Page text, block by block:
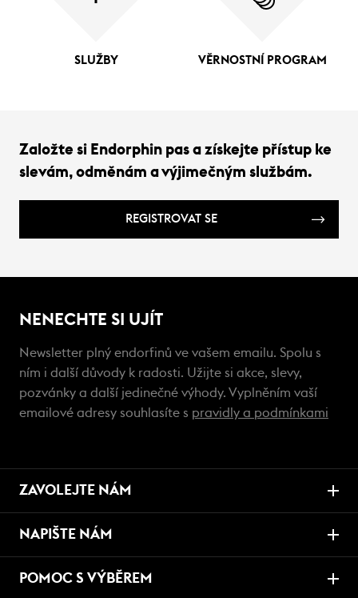
SLUŽBY VĚRNOSTNÍ PROGRAM
Založte si Endorphin pas a získejte přístup ke
slevám, odměnám a výjimečným službám.
REGISTROVAT SE
NENECHTE SI UJÍT
Newsletter plný endorfinů ve vašem emailu. Spolu s
ním i další důvody k radosti. Užijte si akce, slevy,
pozvánky a další jedinečné výhody. Vyplněním vaší
emailové adresy souhlasíte s pravidly a podmínkami
ZAVOLEJTE NÁM
NAPIŠTE NÁM
POMOC S VÝBĚREM